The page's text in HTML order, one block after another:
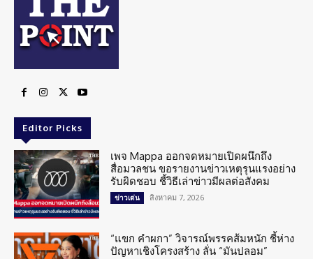
Editor Picks
เพจ Mappa ออกจดหมายเปิดผนึกถึง
สื่อมวลชน ขอรายงานข่าวเหตุรุนแรงอย่าง
รับผิดชอบ ชี้วิธีเล่าข่าวมีผลต่อสังคม
ข่าวเด่น สิงหาคม 7, 2026
“แขก คำผกา” วิจารณ์พรรคส้มหนัก ชี้ห่าง
ปัญหาเชิงโครงสร้าง ลั่น “มันปลอม”